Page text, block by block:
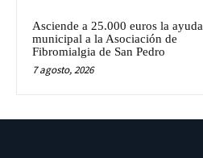
Asciende a 25.000 euros la ayuda
municipal a la Asociación de
Fibromialgia de San Pedro
7 agosto, 2026